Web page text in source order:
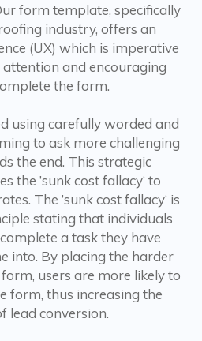
form template, specifically
industry, offers an
(UX) which is imperative
attention and encouraging
the form.
using carefully worded and
to ask more challenging
the end. This strategic
the ’sunk cost fallacy‘ to
The ’sunk cost fallacy‘ is
stating that individuals
a task they have
into. By placing the harder
users are more likely to
form, thus increasing the
lead conversion.